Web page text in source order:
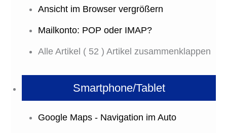
Ansicht im Browser vergrößern
Mailkonto: POP oder IMAP?
Alle Artikel ( 52 ) Artikel zusammenklappen
Smartphone/Tablet
Google Maps - Navigation im Auto